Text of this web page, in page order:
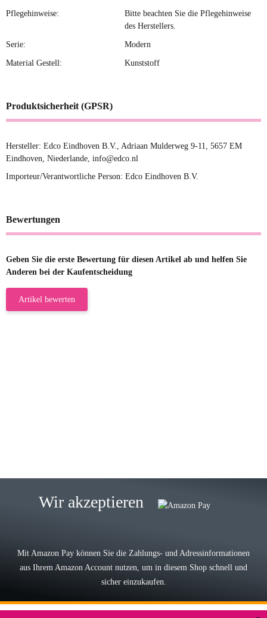
Pflegehinweise:
Bitte beachten Sie die Pflegehinweise
des Herstellers.
Serie: Modern
Material Gestell: Kunststoff
Produktsicherheit (GPSR)
Hersteller: Edco Eindhoven B.V., Adriaan Mulderweg 9-11, 5657 EM
Eindhoven, Niederlande, info@edco.nl
Importeur/Verantwortliche Person: Edco Eindhoven B.V.
Bewertungen
Geben Sie die erste Bewertung für diesen Artikel ab und helfen Sie
Anderen bei der Kaufentscheidung
Artikel bewerten
Lieferung, man kann bedenkenlos
Der Koffer macht einen sehr soliden
Wir akzeptieren
Mit Amazon Pay können Sie die Zahlungs- und Adressinformationen
aus Ihrem Amazon Account nutzen, um in diesem Shop schnell und
sicher einzukaufen.